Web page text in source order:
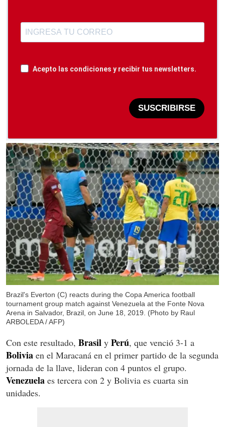
Acepto las condiciones y recibir tus newsletters.
SUSCRIBIRSE
Brazil's Everton (C) reacts during the Copa America football
tournament group match against Venezuela at the Fonte Nova
Arena in Salvador, Brazil, on June 18, 2019. (Photo by Raul
ARBOLEDA / AFP)
Con este resultado, Brasil y Perú, que venció 3-1 a
Bolivia en el Maracaná en el primer partido de la segunda
jornada de la llave, lideran con 4 puntos el grupo.
Venezuela es tercera con 2 y Bolivia es cuarta sin
unidades.